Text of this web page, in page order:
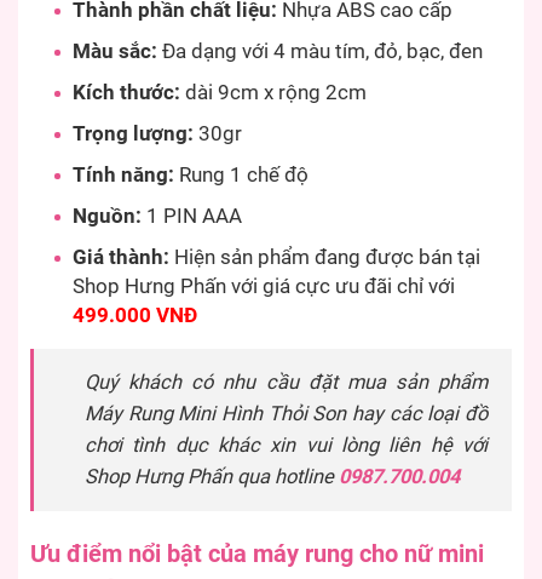
Thành phần chất liệu: Nhựa ABS cao cấp
Màu sắc: Đa dạng với 4 màu tím, đỏ, bạc, đen
Kích thước: dài 9cm x rộng 2cm
Trọng lượng: 30gr
Tính năng: Rung 1 chế độ
Nguồn: 1 PIN AAA
Giá thành: Hiện sản phẩm đang được bán tại
Shop Hưng Phấn với giá cực ưu đãi chỉ với
499.000 VNĐ
Quý khách có nhu cầu đặt mua sản phẩm
Máy Rung Mini Hình Thỏi Son hay các loại đồ
chơi tình dục khác xin vui lòng liên hệ với
Shop Hưng Phấn qua hotline 0987.700.004
Ưu điểm nổi bật của máy rung cho nữ mini